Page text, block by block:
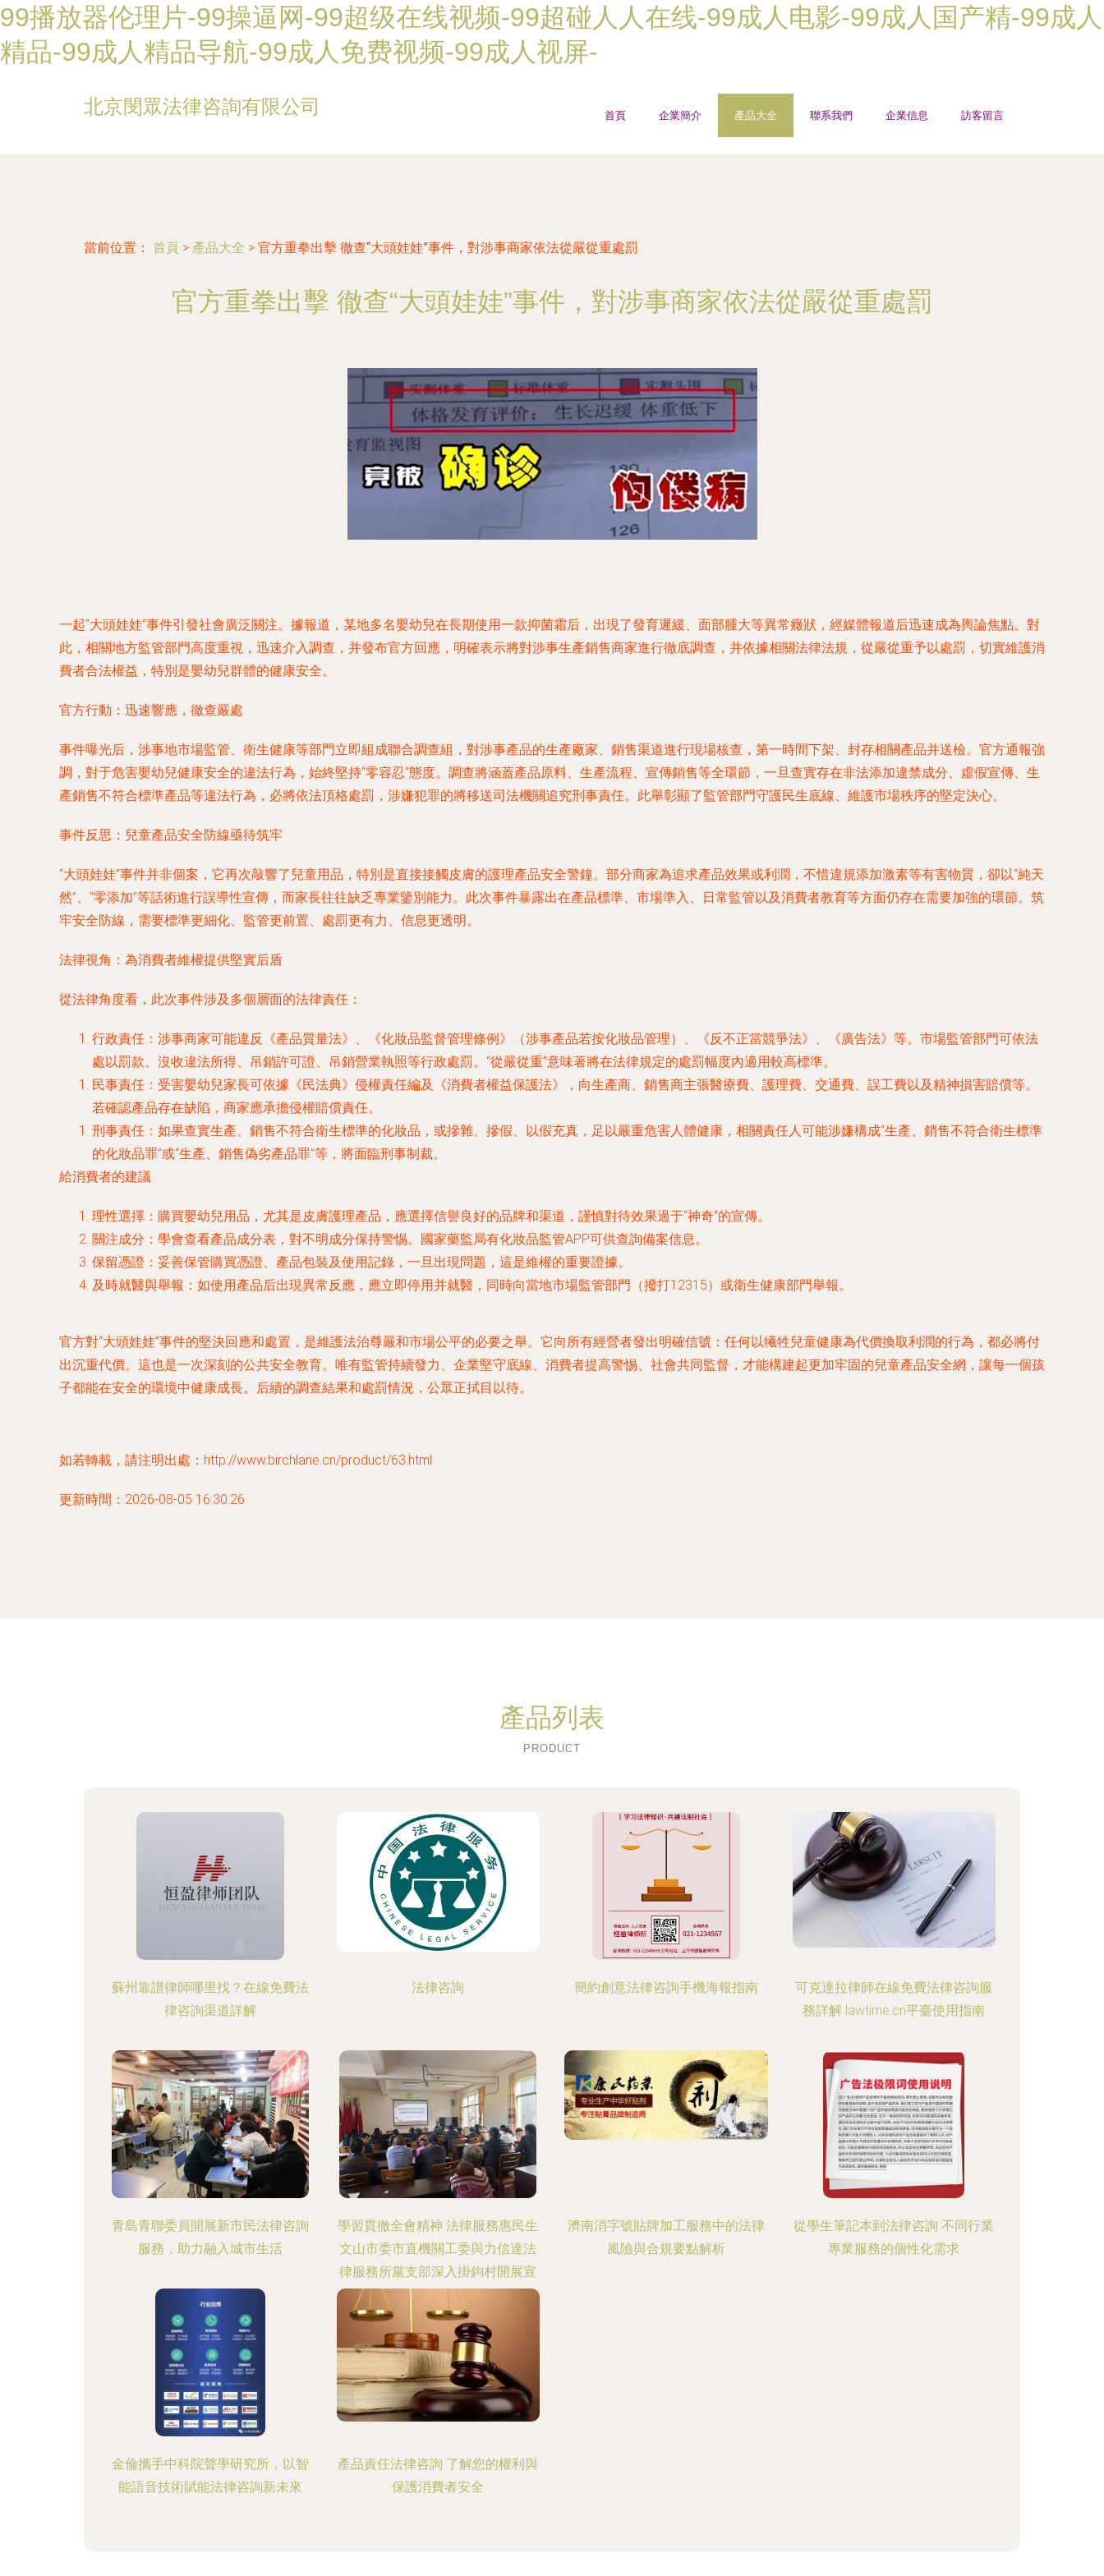
99播放器伦理片-99操逼网-99超级在线视频-99超碰人人在线-99成人电影-99成人国产精-99成人
精品-99成人精品导航-99成人免费视频-99成人视屏-
北京閔眾法律咨詢有限公司 首頁 企業簡介 產品大全 聯系我們 企業信息 訪客留言
當前位置： 首頁 > 產品大全 > 官方重拳出擊 徹查“大頭娃娃”事件，對涉事商家依法從嚴從重處罰
官方重拳出擊 徹查“大頭娃娃”事件，對涉事商家依法從嚴從重處罰
一起“大頭娃娃”事件引發社會廣泛關注。據報道，某地多名嬰幼兒在長期使用一款抑菌霜后，出現了發育遲緩、面部腫大等異常癥狀，經媒體報道后迅速成為輿論焦點。對
此，相關地方監管部門高度重視，迅速介入調查，并發布官方回應，明確表示將對涉事生產銷售商家進行徹底調查，并依據相關法律法規，從嚴從重予以處罰，切實維護消
費者合法權益，特別是嬰幼兒群體的健康安全。
官方行動：迅速響應，徹查嚴處
事件曝光后，涉事地市場監管、衛生健康等部門立即組成聯合調查組，對涉事產品的生產廠家、銷售渠道進行現場核查，第一時間下架、封存相關產品并送檢。官方通報強
調，對于危害嬰幼兒健康安全的違法行為，始終堅持“零容忍”態度。調查將涵蓋產品原料、生產流程、宣傳銷售等全環節，一旦查實存在非法添加違禁成分、虛假宣傳、生
產銷售不符合標準產品等違法行為，必將依法頂格處罰，涉嫌犯罪的將移送司法機關追究刑事責任。此舉彰顯了監管部門守護民生底線、維護市場秩序的堅定決心。
事件反思：兒童產品安全防線亟待筑牢
“大頭娃娃”事件并非個案，它再次敲響了兒童用品，特別是直接接觸皮膚的護理產品安全警鐘。部分商家為追求產品效果或利潤，不惜違規添加激素等有害物質，卻以“純天
然”、“零添加”等話術進行誤導性宣傳，而家長往往缺乏專業鑒別能力。此次事件暴露出在產品標準、市場準入、日常監管以及消費者教育等方面仍存在需要加強的環節。筑
牢安全防線，需要標準更細化、監管更前置、處罰更有力、信息更透明。
法律視角：為消費者維權提供堅實后盾
從法律角度看，此次事件涉及多個層面的法律責任：
行政責任 ：涉事商家可能違反《產品質量法》、《化妝品監督管理條例》（涉事產品若按化妝品管理）、《反不正當競爭法》、《廣告法》等。市場監管部門可依法
處以罰款、沒收違法所得、吊銷許可證、吊銷營業執照等行政處罰。“從嚴從重”意味著將在法律規定的處罰幅度內適用較高標準。
民事責任 ：受害嬰幼兒家長可依據《民法典》侵權責任編及《消費者權益保護法》，向生產商、銷售商主張醫療費、護理費、交通費、誤工費以及精神損害賠償等。
若確認產品存在缺陷，商家應承擔侵權賠償責任。
刑事責任 ：如果查實生產、銷售不符合衛生標準的化妝品，或摻雜、摻假、以假充真，足以嚴重危害人體健康，相關責任人可能涉嫌構成“生產、銷售不符合衛生標準
的化妝品罪”或“生產、銷售偽劣產品罪”等，將面臨刑事制裁。
給消費者的建議
理性選擇 ：購買嬰幼兒用品，尤其是皮膚護理產品，應選擇信譽良好的品牌和渠道，謹慎對待效果過于“神奇”的宣傳。
關注成分 ：學會查看產品成分表，對不明成分保持警惕。國家藥監局有化妝品監管APP可供查詢備案信息。
保留憑證 ：妥善保管購買憑證、產品包裝及使用記錄，一旦出現問題，這是維權的重要證據。
及時就醫與舉報 ：如使用產品后出現異常反應，應立即停用并就醫，同時向當地市場監管部門（撥打12315）或衛生健康部門舉報。
官方對“大頭娃娃”事件的堅決回應和處置，是維護法治尊嚴和市場公平的必要之舉。它向所有經營者發出明確信號：任何以犧牲兒童健康為代價換取利潤的行為，都必將付
出沉重代價。這也是一次深刻的公共安全教育。唯有監管持續發力、企業堅守底線、消費者提高警惕、社會共同監督，才能構建起更加牢固的兒童產品安全網，讓每一個孩
子都能在安全的環境中健康成長。后續的調查結果和處罰情況，公眾正拭目以待。
如若轉載，請注明出處：http://www.birchlane.cn/product/63.html
更新時間：2026-08-05 16:30:26
產品列表
PRODUCT
蘇州靠譜律師哪里找？在線免費法
律咨詢渠道詳解
法律咨詢 簡約創意法律咨詢手機海報指南
可克達拉律師在線免費法律咨詢服
務詳解 lawtime.cn平臺使用指南
青島青聯委員開展新市民法律咨詢
服務，助力融入城市生活
學習貫徹全會精神 法律服務惠民生
文山市委市直機關工委與力信達法
律服務所黨支部深入掛鉤村開展宣
講與法律咨詢活動
濟南消字號貼牌加工服務中的法律
風險與合規要點解析
從學生筆記本到法律咨詢 不同行業
專業服務的個性化需求
金倫攜手中科院聲學研究所，以智
能語音技術賦能法律咨詢新未來
產品責任法律咨詢 了解您的權利與
保護消費者安全